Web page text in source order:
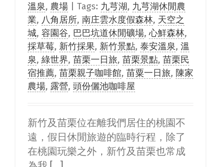
溫泉, 農場 Tags: 九芎湖, 九芎湖休閒農
業, 八角居所, 南庄雲水度假森林, 天空之
城, 容園谷, 巴巴坑道休閒礦場,心鮮森林,
採草莓, 新竹採果, 新竹景點, 泰安溫泉, 溫
泉, 綠世界, 苗栗一日旅, 苗栗景點, 苗栗民
宿推薦, 苗栗親子咖啡館, 苗粟一日旅, 陳家
農場, 露營, 頭份儷池咖啡屋
新竹及苗栗位在離我們居住的桃園不
遠，假日休閒旅遊的臨時行程，除了
在桃園玩樂之外，新竹及苗栗也常成